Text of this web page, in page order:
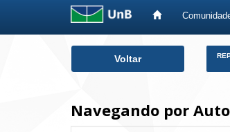
Voltar
Navegando por